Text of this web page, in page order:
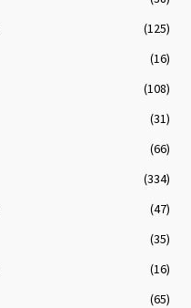
(125)
(16)
(108)
(31)
(66)
(334)
(47)
(35)
(16)
(65)